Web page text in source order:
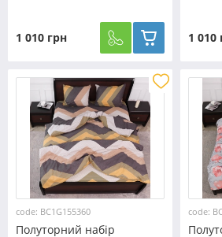
1 010 грн 1 010
code: BC1G155360
Полуторний набір
code: